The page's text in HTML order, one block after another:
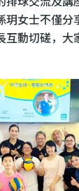
玥女士不僅分
互動切磋，大